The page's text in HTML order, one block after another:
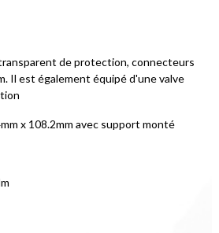
de protection, connecteurs
Il est également équipé d'une valve
x 108.2mm avec support monté